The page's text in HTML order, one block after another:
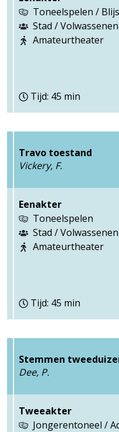
Toneelspelen /
Stad / Volwassenen
Amateurtheater
Tijd: 45 min
Travo toestand
Vickery, F.
Eenakter
Toneelspelen
Stad / Volwassenen
Amateurtheater
Tijd: 45 min
Stemmen
Dee, P.
Tweeakter
Jongerentoneel /